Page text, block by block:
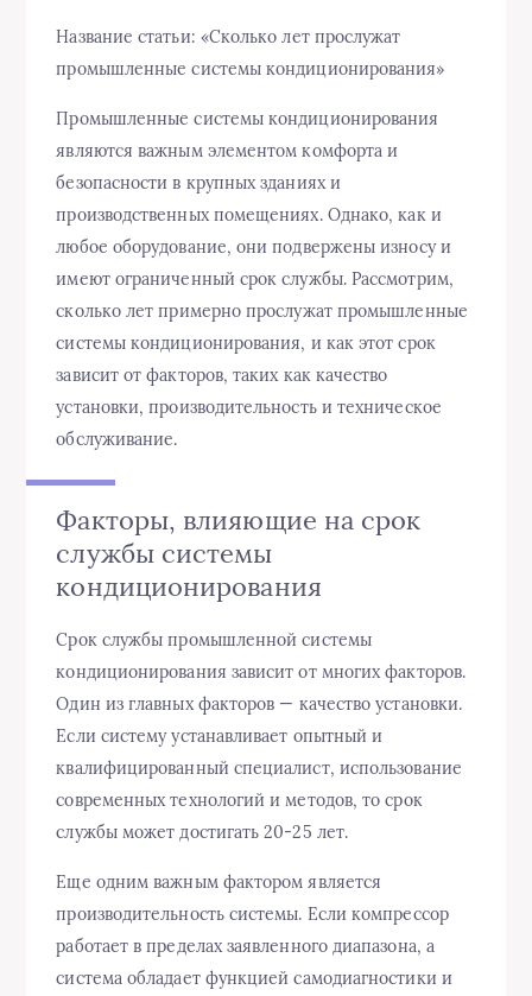
Название статьи: «Сколько лет прослужат
промышленные системы кондиционирования»
Промышленные системы кондиционирования
являются важным элементом комфорта и
безопасности в крупных зданиях и
производственных помещениях. Однако, как и
любое оборудование, они подвержены износу и
имеют ограниченный срок службы. Рассмотрим,
сколько лет примерно прослужат промышленные
системы кондиционирования, и как этот срок
зависит от факторов, таких как качество
установки, производительность и техническое
обслуживание.
Факторы, влияющие на срок
службы системы
кондиционирования
Срок службы промышленной системы
кондиционирования зависит от многих факторов.
Один из главных факторов — качество установки.
Если систему устанавливает опытный и
квалифицированный специалист, использование
современных технологий и методов, то срок
службы может достигать 20-25 лет.
Еще одним важным фактором является
производительность системы. Если компрессор
работает в пределах заявленного диапазона, а
система обладает функцией самодиагностики и